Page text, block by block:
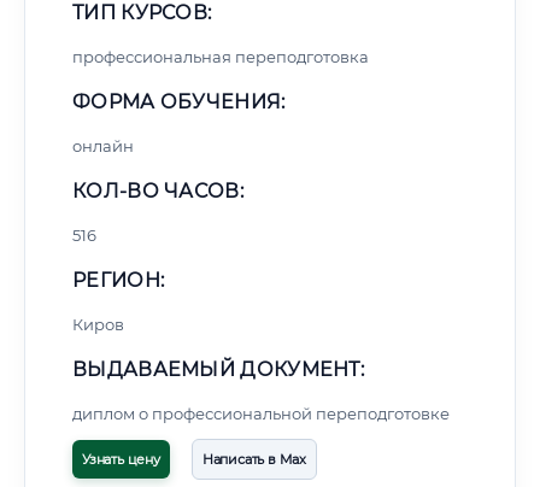
ТИП КУРСОВ:
профессиональная переподготовка
ФОРМА ОБУЧЕНИЯ:
онлайн
КОЛ-ВО ЧАСОВ:
516
РЕГИОН:
Киров
ВЫДАВАЕМЫЙ ДОКУМЕНТ:
диплом о профессиональной переподготовке
Узнать цену Написать в Max